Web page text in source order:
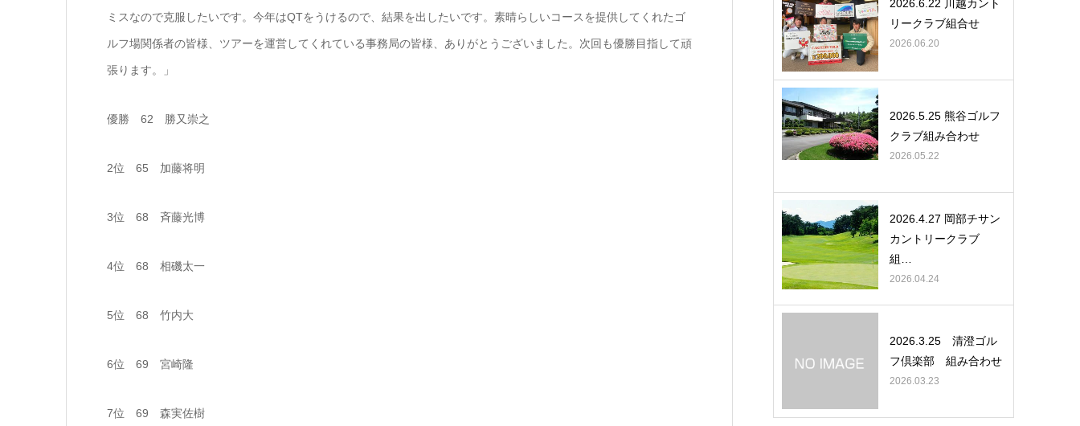
ミスなので克服したいです。今年はQTをうけるので、結果を出したいです。素晴らしいコースを提供してくれたゴ
ルフ場関係者の皆様、ツアーを運営してくれている事務局の皆様、ありがとうございました。次回も優勝目指して頑
張ります。」
優勝 62 勝又崇之
2位 65 加藤将明
3位 68 斉藤光博
4位 68 相磯太一
5位 68 竹内大
6位 69 宮崎隆
7位 69 森実佐樹
2026.6.22 川越カント
リークラブ組合せ
2026.06.20
2026.5.25 熊谷ゴルフ
クラブ組み合わせ
2026.05.22
2026.4.27 岡部チサン
カントリークラブ
組…
2026.04.24
2026.3.25 清澄ゴル
フ倶楽部 組み合わせ
2026.03.23